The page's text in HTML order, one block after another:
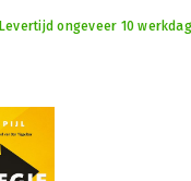
Levertijd ongeveer 10